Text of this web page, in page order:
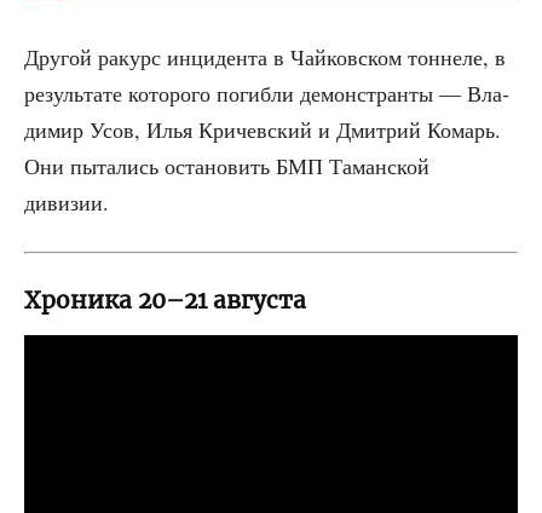
Дру­гой ракурс инци­ден­та в Чай­ков­ском тон­не­ле, в
резуль­та­те кото­ро­го погиб­ли демон­стран­ты — Вла­
ди­мир Усов, Илья Кри­чев­ский и Дмит­рий Комарь.
Они пыта­лись оста­но­вить БМП Таман­ской
дивизии.
Хроника 20–21 августа